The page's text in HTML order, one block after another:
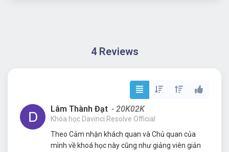
4 Reviews
Lâm Thành Đạt - 20K02K
Khóa học Davinci Resolve Official
Theo Cảm nhận khách quan và Chủ quan của
mình về khoá học này cũng như giảng viên giản